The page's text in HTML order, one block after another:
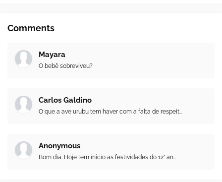
Comments
Mayara
O bebê sobreviveu?
Carlos Galdino
O que a ave urubu tem haver com a falta de respeit...
Anonymous
Bom dia. Hoje tem início as festividades do 12° an...